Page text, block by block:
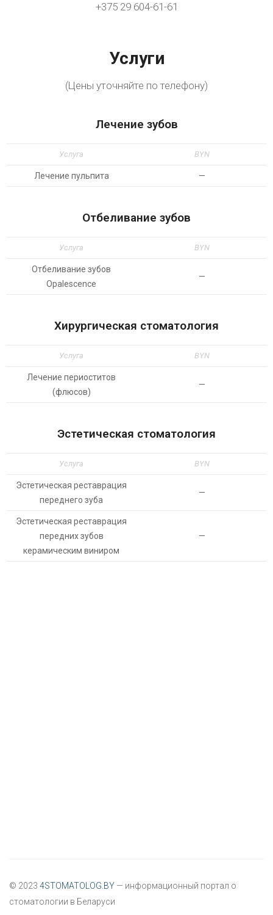
+375 29 604-61-61
Услуги
(Цены уточняйте по телефону)
Лечение зубов
Услуга BYN
Лечение пульпита —
Отбеливание зубов
Услуга BYN
Отбеливание зубов
Opalescence
—
Хирургическая стоматология
Услуга BYN
Лечение периоститов
(флюсов)
—
Эстетическая стоматология
Услуга BYN
Эстетическая реставрация
переднего зуба
—
Эстетическая реставрация
передних зубов
керамическим виниром
—
© 2023 4STOMATOLOG.BY — информационный портал о
стоматологии в Беларуси